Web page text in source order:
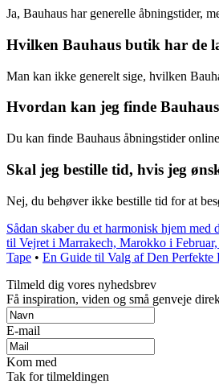
Ja, Bauhaus har generelle åbningstider,
Hvilken Bauhaus butik har de
Man kan ikke generelt sige, hvilken
Hvordan kan jeg finde
Du kan finde Bauhaus åbningstider
Skal jeg bestille tid, hvis jeg
Nej, du behøver ikke bestille tid for at
Sådan skaber du et harmonisk hjem med
til Vejret i Marrakech, Marokko i
Tape • En Guide til Valg af Den Perfekte
Tilmeld dig vores nyhedsbrev
Få inspiration, viden og små genveje
E-mail
Kom med
Tak for tilmeldingen